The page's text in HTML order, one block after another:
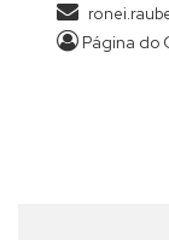
Página do